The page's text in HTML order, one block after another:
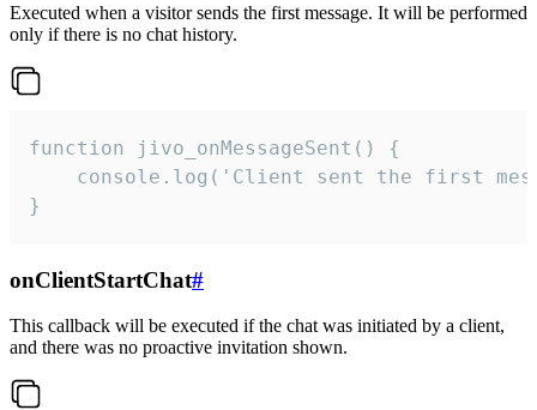
Executed when a visitor sends the first message. It will be performed
only if there is no chat history.
function jivo_onMessageSent() {
console.log('Client sent the first
}
onClientStartChat#
This callback will be executed if the chat was initiated by a client,
and there was no proactive invitation shown.